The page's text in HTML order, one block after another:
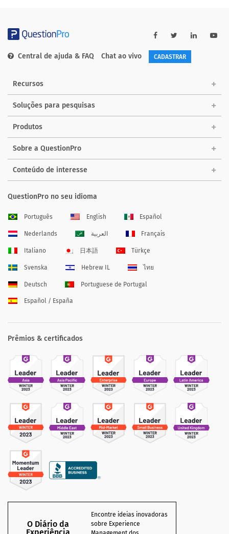
Central de ajuda & FAQ Chat ao vivo CADASTRAR
Recursos
Soluções para pesquisas
Produtos
Sobre a QuestionPro
Conteúdo de interesse
QuestionPro no seu idioma
Português English Español
Nederlands العربية Français
Italiano 日本語 Türkçe
Svenska Hebrew IL ไทย
Deutsch Portuguese de Portugal
Español / España
Prêmios & certificados
O Diário da
Encontre ideias inovadoras
sobre Experience